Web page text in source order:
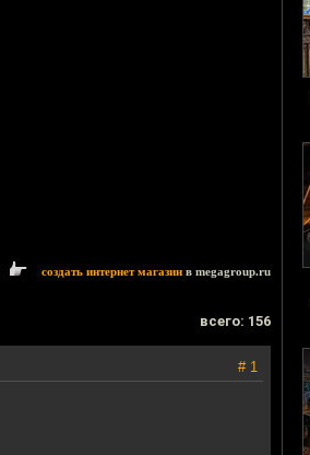
создать интернет магазин в megagroup.ru
всего: 156
# 1